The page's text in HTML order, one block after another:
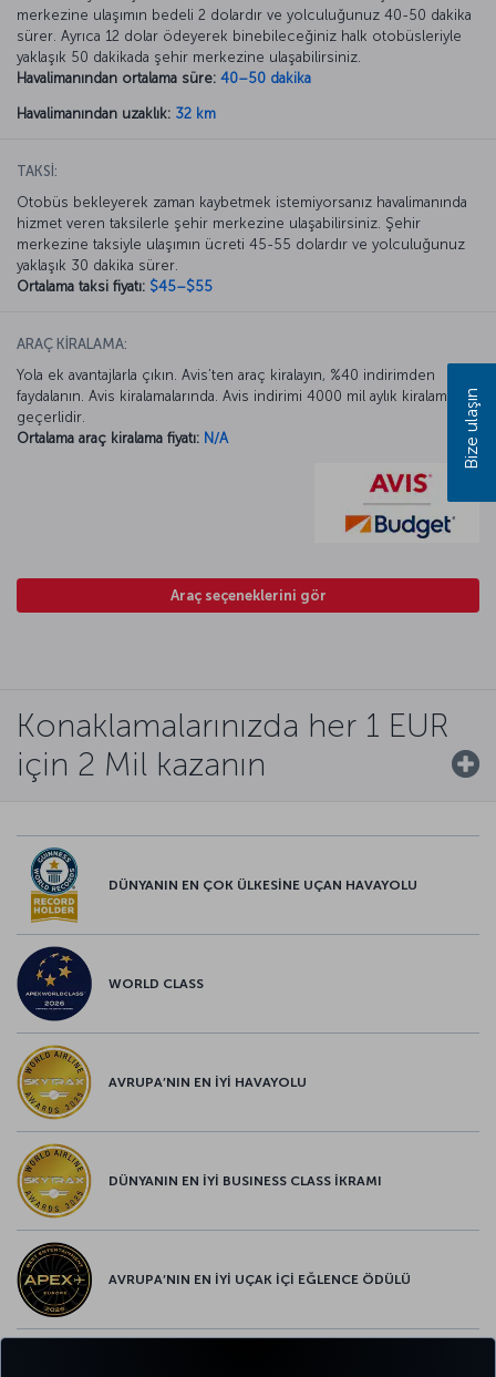
merkezine ulaşımın bedeli 2 dolardır ve yolculuğunuz 40-50 dakika
sürer. Ayrıca 12 dolar ödeyerek binebileceğiniz halk otobüsleriyle
yaklaşık 50 dakikada şehir merkezine ulaşabilirsiniz.
Havalimanından ortalama süre: 40–50 dakika
Havalimanından uzaklık: 32 km
TAKSİ:
Otobüs bekleyerek zaman kaybetmek istemiyorsanız havalimanında
hizmet veren taksilerle şehir merkezine ulaşabilirsiniz. Şehir
merkezine taksiyle ulaşımın ücreti 45-55 dolardır ve yolculuğunuz
yaklaşık 30 dakika sürer.
Ortalama taksi fiyatı: $45–$55
ARAÇ KİRALAMA:
Yola ek avantajlarla çıkın. Avis’ten araç kiralayın, %40 indirimden
faydalanın. Avis kiralamalarında. Avis indirimi 4000 mil aylık kiralamada
geçerlidir.
Ortalama araç kiralama fiyatı: N/A
Araç seçeneklerini gör
Konaklamalarınızda her 1 EUR
için 2 Mil kazanın
DÜNYANIN EN ÇOK ÜLKESİNE UÇAN HAVAYOLU
WORLD CLASS
AVRUPA’NIN EN İYİ HAVAYOLU
DÜNYANIN EN İYİ BUSINESS CLASS İKRAMI
AVRUPA’NIN EN İYİ UÇAK İÇİ EĞLENCE ÖDÜLÜ
Bize ulaşın